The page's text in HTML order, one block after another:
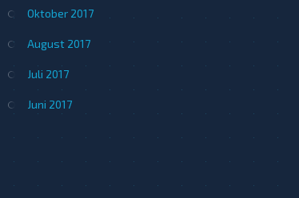
Oktober 2017
August 2017
Juli 2017
Juni 2017